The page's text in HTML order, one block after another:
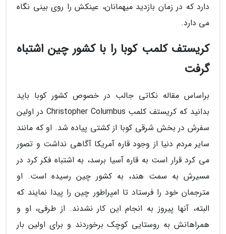
دارد که در زمان بازدید میهمانان، عینکش را روی بینی نگاه
می دارد.
کریستف کلمب کوبا را با کشور چین اشتباه
گرفت
براساس مقاله نکاتی جالب در خصوص کشور کوبا باید
بدانید که کریستف کلمب Christopher Columbus در اولین
سفرش در بخش شرقی کوبا از کشتی پیاده شد. او که مانند
سایر مردم دنیا از وجود قاره آمریکا آگاهی نداشت و تصور
می کرد قرار است به قاره آسیا برسد، به اشتباه فکر کرد در
مسیرش به سمت هند، به کشور چین رسیده است. او
مترجمان خود را فرستاد تا امپراطور چین را پیدا نمایند که
البته، آنها پیروز به انجام این کار نشدند. از طرفی، او و
همراهانش به روستایی کوچک برخوردند و برای اولین بار